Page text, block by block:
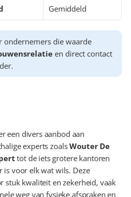
Gemiddeld
ondernemers die waarde
en direct contact
een divers aanbod aan
experts zoals Wouter De
tot de iets grotere kantoren
is voor elk wat wils. Deze
stuk kwaliteit en zekerheid, vaak
weg van fysieke afspraken en